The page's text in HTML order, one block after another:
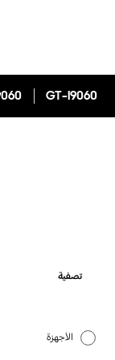
GT-I9060
تصفية
الأجهزة